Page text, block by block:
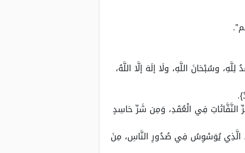
وسُبْحَانَ اللَّهِ، ولَا إلَهَ إلَّا اللَّهُ،
فِي الْعُقَدِ، وَمِن شَرِّ حَاسِدٍ
الَّذِي يُوَسْوِسُ فِي صُدُورِ النَّاسِ، مِنَ